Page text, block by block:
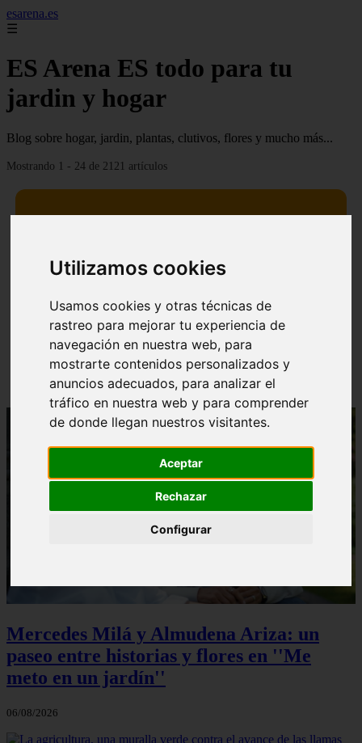
Utilizamos cookies
Usamos cookies y otras técnicas de
rastreo para mejorar tu experiencia de
navegación en nuestra web, para
mostrarte contenidos personalizados y
anuncios adecuados, para analizar el
tráfico en nuestra web y para comprender
de donde llegan nuestros visitantes.
Aceptar
Rechazar
Configurar
esarena.es
☰
ES Arena ES todo para tu
jardin y hogar
Blog sobre hogar, jardin, plantas, clutivos, flores y mucho más...
Mostrando 1 - 24 de 2121 artículos
defendible
Mercedes Milá y Almudena Ariza: un
paseo entre historias y flores en ''Me
meto en un jardín''
06/08/2026